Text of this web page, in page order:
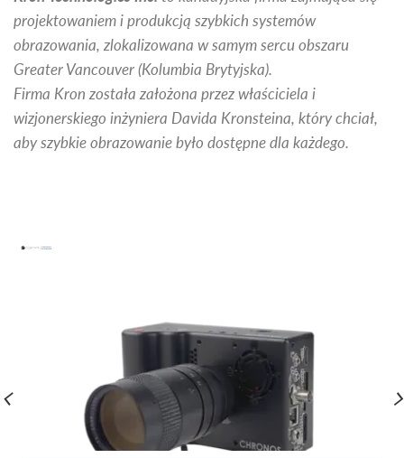
projektowaniem i produkcją szybkich systemów
obrazowania, zlokalizowana w samym sercu obszaru
Greater Vancouver (Kolumbia Brytyjska).
Firma Kron została założona przez właściciela i
wizjonerskiego inżyniera Davida Kronsteina, który chciał,
aby szybkie obrazowanie było dostępne dla każdego.